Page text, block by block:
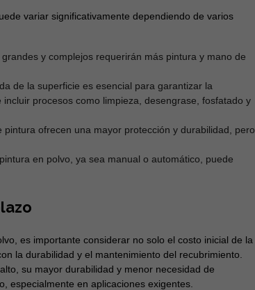
variar significativamente dependiendo de varios
y complejos requerirán más pintura y mano de
de la superficie es esencial para garantizar la
procesos como limpieza, desengrase, fosfatado y
pintura ofrecen una mayor protección y durabilidad, pero
en polvo, ya sea manual o automático, puede
es importante considerar no solo el costo inicial de la
la durabilidad y el mantenimiento del recubrimiento.
su mayor durabilidad y menor necesidad de
especialmente en aplicaciones exigentes.